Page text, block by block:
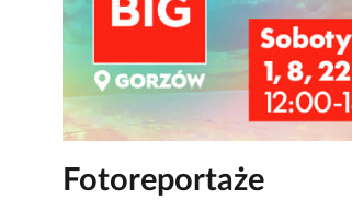
Fotoreportaże